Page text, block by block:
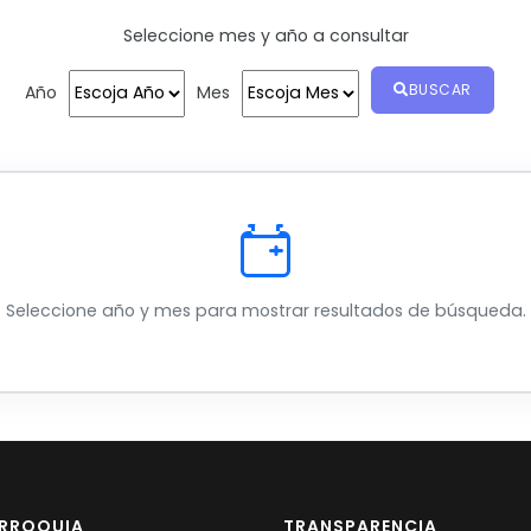
Seleccione mes y año a consultar
Año Mes BUSCAR
Seleccione año y mes para mostrar resultados de búsqueda.